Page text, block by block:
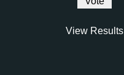
View Results